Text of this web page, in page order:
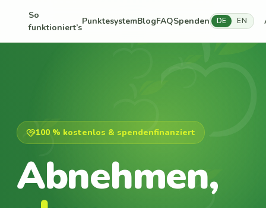
So
funktioniert’s
PunktesystemBlogFAQSpenden DE EN
100 % kostenlos & spendenfinanziert
Abnehmen,